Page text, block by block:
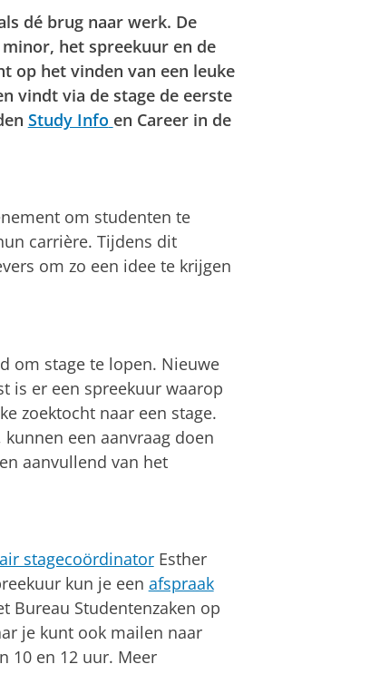
dé brug naar werk. De
het spreekuur en de
op het vinden van een leuke
vindt via de stage de eerste
Study Info en Career in de
om studenten te
carrière. Tijdens dit
om zo een idee te krijgen
om stage te lopen. Nieuwe
is er een spreekuur waarop
zoektocht naar een stage.
een aanvraag doen
aanvullend van het
stagecoördinatorEsther
kun je een afspraak
Bureau Studentenzaken op
je kunt ook mailen naar
10 en 12 uur. Meer